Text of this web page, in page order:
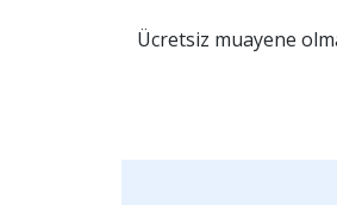
Ücretsiz muayene